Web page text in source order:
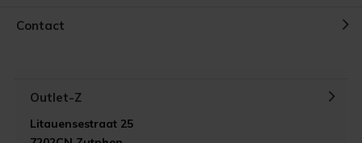
Contact
Outlet-Z
Litauensestraat 25